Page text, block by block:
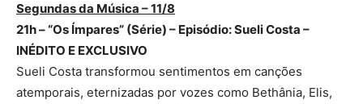
Segundas da Música – 11/8
21h – “Os Ímpares” (Série) – Episódio: Sueli Costa –
INÉDITO E EXCLUSIVO
Sueli Costa transformou sentimentos em canções
atemporais, eternizadas por vozes como Bethânia, Elis,